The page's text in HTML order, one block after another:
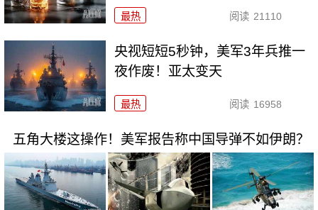
最热 阅读 21110
央视短短5秒钟，美军3年兵推一
夜作废！亚太变天
最热 阅读 16958
五角大楼这操作！美军报告称中国导弹不如伊朗？